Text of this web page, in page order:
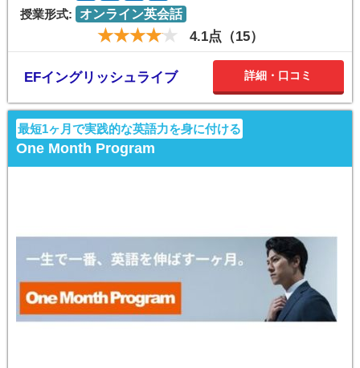
授業形式:
オンライン英会話
4.1点（15）
EFイングリッシュライブ 詳細・口コミ
最短1ヶ月で実践的な英語力を身に付ける
One Month Program